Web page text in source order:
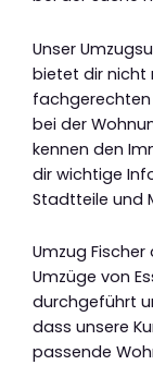
Unser
bietet dir nicht
fachgerechten
bei der
kennen den
dir wichtige
Stadtteile und
Umzug
Umzüge von
durchgeführt
dass unsere
passende